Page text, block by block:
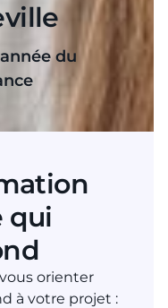
du
qui
orienter
à votre projet :